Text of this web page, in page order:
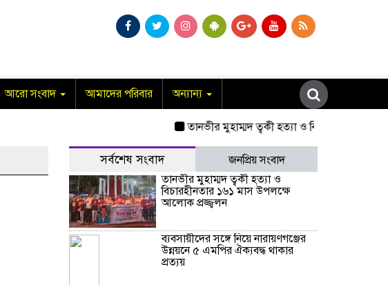
আরো সংবাদ আমাদের পরিবার অন্যান্য
তানভীর মুহাম্মদ ত্বকী হত্যা ও বিচারহীনতার ১৬১
সর্বশেষ সংবাদ
জনপ্রিয় সংবাদ
তানভীর মুহাম্মদ ত্বকী হত্যা ও
বিচারহীনতার ১৬১ মাস উপলক্ষে
আলোক প্রজ্জ্বলন
ব্যবসায়ীদের সঙ্গে নিয়ে নারায়ণগঞ্জের
উন্নয়নে ৫ এমপির ঐক্যবদ্ধ থাকার
প্রত্যয়